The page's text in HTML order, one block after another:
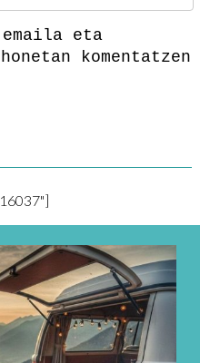
eta
komentatzen